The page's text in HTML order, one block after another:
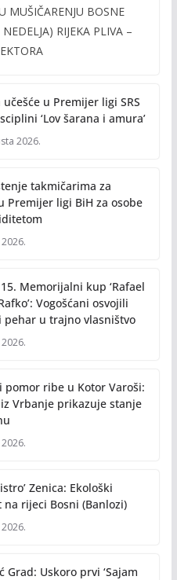
MUŠIČARENJU BOSNE
RIJEKA PLIVA –
učešće u Premijer ligi SRS
‘Lov šarana i amura’
2026.
takmičarima za
Premijer ligi BiH za osobe
Memorijalni kup ‘Rafael
Vogošćani osvojili
pehar u trajno vlasništvo
pomor ribe u Kotor Varoši:
Vrbanje prikazuje stanje
Zenica: Ekološki
rijeci Bosni (Banlozi)
2026.
Grad: Uskoro prvi ‘Sajam